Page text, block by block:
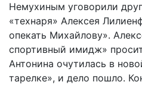
Немухиным уговорили
«технаря» Алексея
опекать Михайлову».
спортивный имидж»
Антонина очутилась в
тарелке», и дело пошло.